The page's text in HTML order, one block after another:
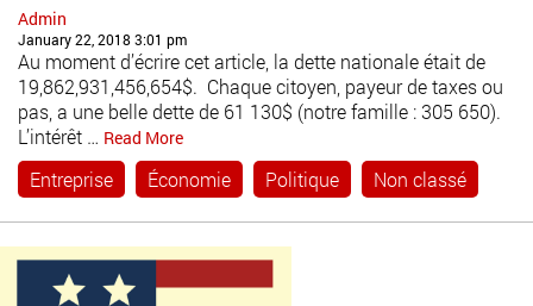
Admin
January 22, 2018 3:01 pm
Au moment d’écrire cet article, la dette nationale était de
19,862,931,456,654$. Chaque citoyen, payeur de taxes ou
pas, a une belle dette de 61 130$ (notre famille : 305 650).
L’intérêt … Read More
Entreprise Économie Politique Non classé